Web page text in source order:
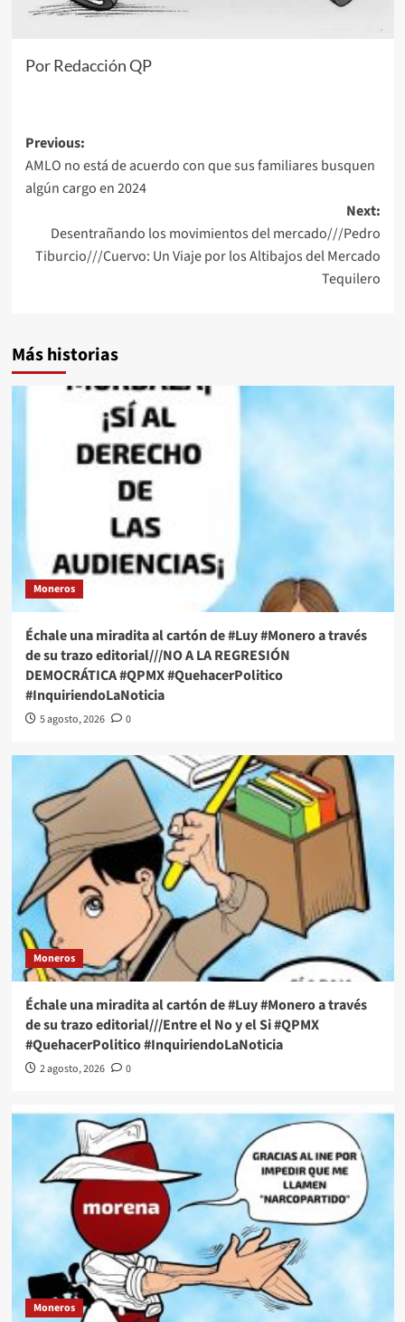
Por Redacción QP
Post
navigation
Previous:
AMLO no está de acuerdo con que sus familiares busquen
algún cargo en 2024
Next:
Desentrañando los movimientos del mercado///Pedro
Tiburcio///Cuervo: Un Viaje por los Altibajos del Mercado
Tequilero
Más historias
Moneros
Échale una miradita al cartón de #Luy #Monero a través
de su trazo editorial///NO A LA REGRESIÓN
DEMOCRÁTICA #QPMX #QuehacerPolitico
#InquiriendoLaNoticia
5 agosto, 2026 0
Moneros
Échale una miradita al cartón de #Luy #Monero a través
de su trazo editorial///Entre el No y el Si #QPMX
#QuehacerPolitico #InquiriendoLaNoticia
2 agosto, 2026 0
Moneros